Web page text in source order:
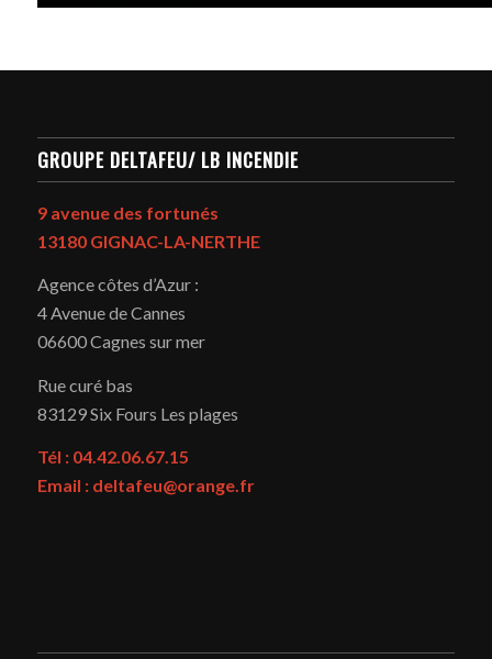
GROUPE DELTAFEU/ LB INCENDIE
9 avenue des fortunés
13180 GIGNAC-LA-NERTHE
Agence côtes d’Azur :
4 Avenue de Cannes
06600 Cagnes sur mer
Rue curé bas
83129Six Fours Les plages
Tél : 04.42.06.67.15
Email : deltafeu@orange.fr